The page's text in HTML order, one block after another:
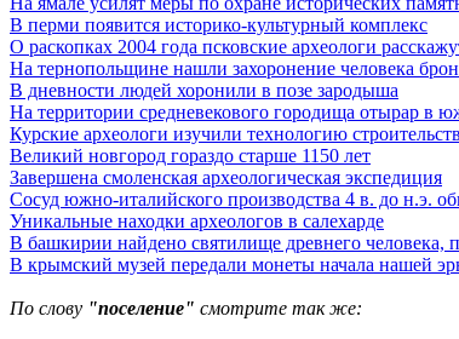
В перми появится историко-культурный комплекс
О раскопках 2004 года псковские археологи
На тернопольщине нашли захоронение человека
В дневности людей хоронили в позе зародыша
На территории средневекового городища отырар в
Курские археологи изучили технологию
Великий новгород гораздо старше 1150 лет
Завершена смоленская археологическая экспедиция
Сосуд южно-италийского производства 4 в. до н.э.
Уникальные находки археологов в салехарде
В башкирии найдено святилище древнего человека,
В крымский музей передали монеты начала нашей
По слову "поселение" смотрите так же: